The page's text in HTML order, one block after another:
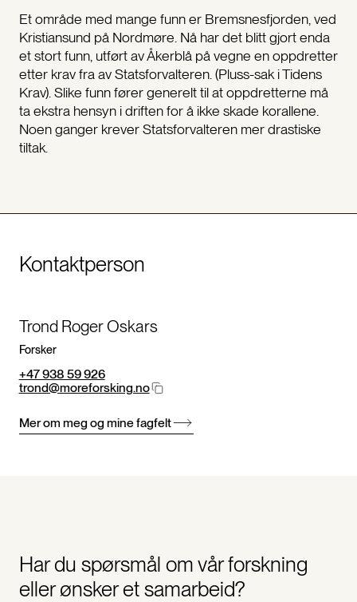
Et område med mange funn er Bremsnesfjorden, ved
Kristiansund på Nordmøre. Nå har det blitt gjort enda
et stort funn, utført av Åkerblå på vegne en oppdretter
etter krav fra av Statsforvalteren. (Pluss-sak i Tidens
Krav). Slike funn fører generelt til at oppdretterne må
ta ekstra hensyn i driften for å ikke skade korallene.
Noen ganger krever Statsforvalteren mer drastiske
tiltak.
Kontaktperson
Trond Roger Oskars
Forsker
+47 938 59 926
trond@moreforsking.no
Mer om meg og mine fagfelt
Har du spørsmål om vår forskning
eller ønsker et samarbeid?